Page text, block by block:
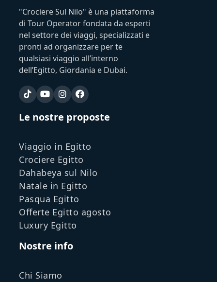
"Crociere Sul Nilo" è una piattaforma
di Tour Operator fondata da esperti
nel settore dei viaggi, specializzati e
pronti ad organizzare per te
qualsiasi viaggio all’interno
dell’Egitto, Giordania e Dubai.
Le nostre proposte
Viaggio in Egitto
Crociere Egitto
Dahabeya sul Nilo
Natale in Egitto
Pasqua Egitto
Offerte Egitto agosto
Luxury Egitto
Nostre info
Chi Siamo